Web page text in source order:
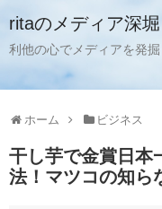
ritaのメディア深堀
利他の心でメディアを発掘
ホーム ビジネス
干し芋で金賞日本
法！マツコの知ら